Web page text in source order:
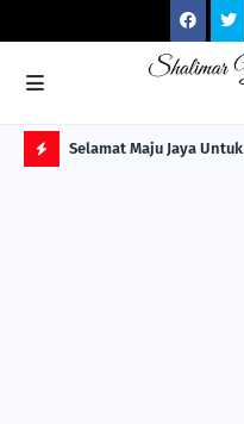
ITS Selamat Maju Jaya